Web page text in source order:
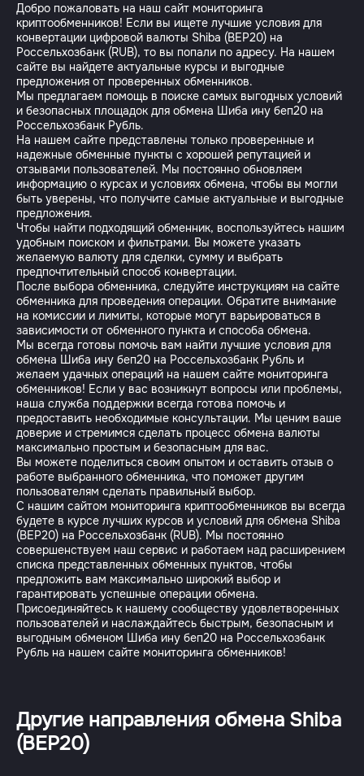
Добро пожаловать на наш сайт мониторинга
криптообменников! Если вы ищете лучшие условия для
конвертации цифровой валюты Shiba (BEP20) на
Россельхозбанк (RUB), то вы попали по адресу. На нашем
сайте вы найдете актуальные курсы и выгодные
предложения от проверенных обменников.
Мы предлагаем помощь в поиске самых выгодных условий
и безопасных площадок для обмена Шиба ину беп20 на
Россельхозбанк Рубль.
На нашем сайте представлены только проверенные и
надежные обменные пункты с хорошей репутацией и
отзывами пользователей. Мы постоянно обновляем
информацию о курсах и условиях обмена, чтобы вы могли
быть уверены, что получите самые актуальные и выгодные
предложения.
Чтобы найти подходящий обменник, воспользуйтесь нашим
удобным поиском и фильтрами. Вы можете указать
желаемую валюту для сделки, сумму и выбрать
предпочтительный способ конвертации.
После выбора обменника, следуйте инструкциям на сайте
обменника для проведения операции. Обратите внимание
на комиссии и лимиты, которые могут варьироваться в
зависимости от обменного пункта и способа обмена.
Мы всегда готовы помочь вам найти лучшие условия для
обмена Шиба ину беп20 на Россельхозбанк Рубль и
желаем удачных операций на нашем сайте мониторинга
обменников! Если у вас возникнут вопросы или проблемы,
наша служба поддержки всегда готова помочь и
предоставить необходимые консультации. Мы ценим ваше
доверие и стремимся сделать процесс обмена валюты
максимально простым и безопасным для вас.
Вы можете поделиться своим опытом и оставить отзыв о
работе выбранного обменника, что поможет другим
пользователям сделать правильный выбор.
С нашим сайтом мониторинга криптообменников вы всегда
будете в курсе лучших курсов и условий для обмена Shiba
(BEP20) на Россельхозбанк (RUB). Мы постоянно
совершенствуем наш сервис и работаем над расширением
списка представленных обменных пунктов, чтобы
предложить вам максимально широкий выбор и
гарантировать успешные операции обмена.
Присоединяйтесь к нашему сообществу удовлетворенных
пользователей и наслаждайтесь быстрым, безопасным и
выгодным обменом Шиба ину беп20 на Россельхозбанк
Другие направления обмена Shiba
(BEP20)